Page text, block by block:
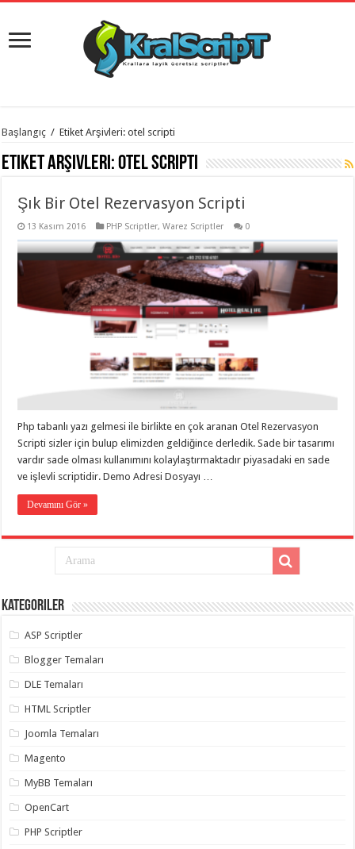
istanbul
evden
eve
organizasyon,
gaziantep
evden
taşımacılık,
evden
evden
evden
gaziantep
evden
taşımacılık ,
gaziantep
taşımacılık,
evden
taşımacılık,
gaziantep
taşıma,
evden
taşımacılık,
gaziantep
organizasyon
gaziantep
organizasyon,
gaziantep
organizasyon
gaziantep
gaziantep
gaziantep
gaziantep
Başlangıç / Etiket Arşivleri: otel scripti
Etiket Arşivleri:otel scripti
Şık Bir Otel Rezervasyon Scripti
13 Kasım 2016 PHP Scriptler,Warez Scriptler 0
Php tabanlı yazı gelmesi ile birlikte en çok aranan Otel Rezervasyon
Scripti sizler için bulup elimizden geldiğince derledik. Sade bir tasarımı
vardır sade olması kullanımını kolaylaştırmaktadır piyasadaki en sade
ve işlevli scriptidir. Demo Adresi Dosyayı …
Devamını Gör »
Kategoriler
ASP Scriptler
Blogger Temaları
DLE Temaları
HTML Scriptler
Joomla Temaları
Magento
MyBB Temaları
OpenCart
PHP Scriptler